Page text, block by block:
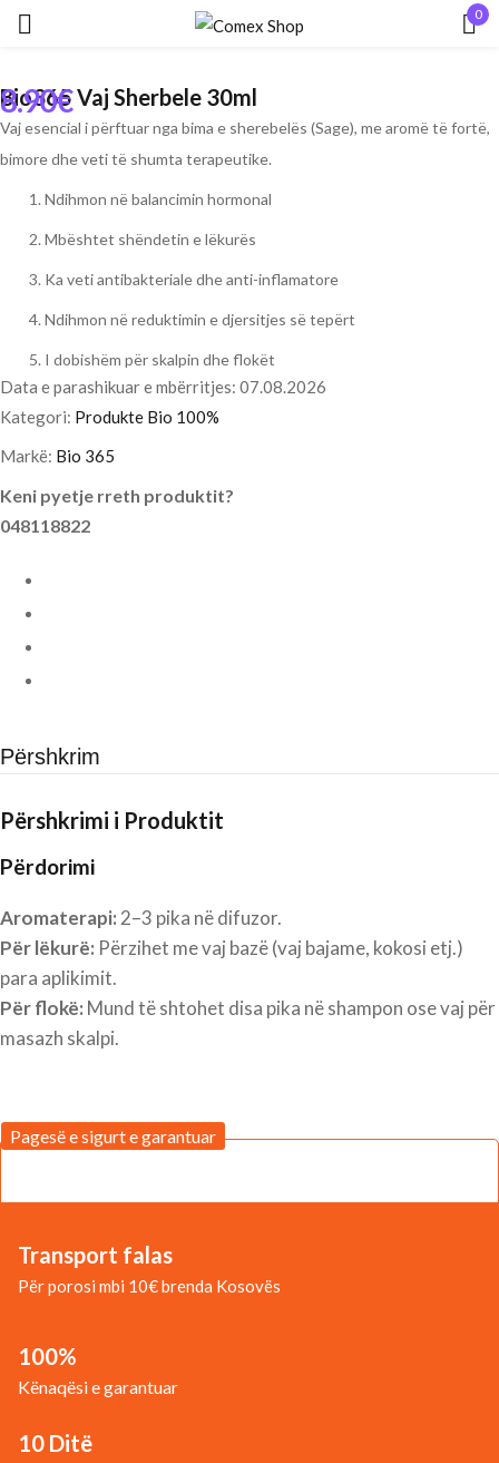
0
Bio365 Vaj Sherbele 30ml
8.90€
Vaj esencial i përftuar nga bima e sherebelës (Sage), me aromë të fortë,
bimore dhe veti të shumta terapeutike.
Ndihmon në balancimin hormonal
Mbështet shëndetin e lëkurës
Ka veti antibakteriale dhe anti-inflamatore
Ndihmon në reduktimin e djersitjes së tepërt
I dobishëm për skalpin dhe flokët
Data e parashikuar e mbërritjes: 07.08.2026
Kategori: Produkte Bio 100%
Markë: Bio 365
Keni pyetje rreth produktit?
048118822
Përshkrim
Përshkrimi i Produktit
Përdorimi
Aromaterapi: 2–3 pika në difuzor.
Për lëkurë: Përzihet me vaj bazë (vaj bajame, kokosi etj.)
para aplikimit.
Për flokë: Mund të shtohet disa pika në shampon ose vaj për
masazh skalpi.
Pagesë e sigurt e garantuar
Transport falas
Për porosi mbi 10€ brenda Kosovës
100%
Kënaqësi e garantuar
10 Ditë
HYR
KRIJO NJË LLOGARI